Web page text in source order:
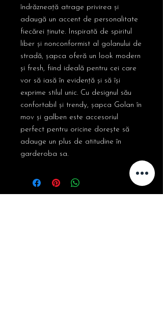
îndrăzneață atrage privirea și
adaugă un accent de personalitate
fiecărei ținute. Inspirată de spiritul
liber și nonconformist al golanului de
stradă, șapca oferă un look modern
și fresh, fiind ideală pentru cei care
vor să iasă în evidență și să își
exprime stilul unic. Cu designul său
confortabil și trendy, șapca Golan în
mov și galben este accesoriul
perfect pentru oricine dorește să
adauge un plus de atitudine în
garderoba sa.